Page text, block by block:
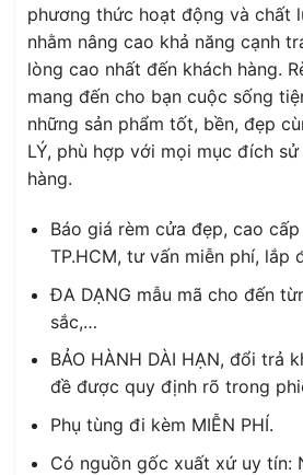
phương thức hoạt động và chất
nhằm nâng cao khả năng cạnh
lòng cao nhất đến khách hàng.
mang đến cho bạn cuộc sống
những sản phẩm tốt, bền, đẹp
LÝ, phù hợp với mọi mục đích
hàng.
Báo giá rèm cửa đẹp, cao cấp
TP.HCM, tư vấn miễn phí, lắp
ĐA DẠNG mẫu mã cho đến
sắc,…
BẢO HÀNH DÀI HẠN, đổi trả
đề được quy định rõ trong
Phụ tùng đi kèm MIỄN PHÍ.
Có nguồn gốc xuất xứ uy tín: